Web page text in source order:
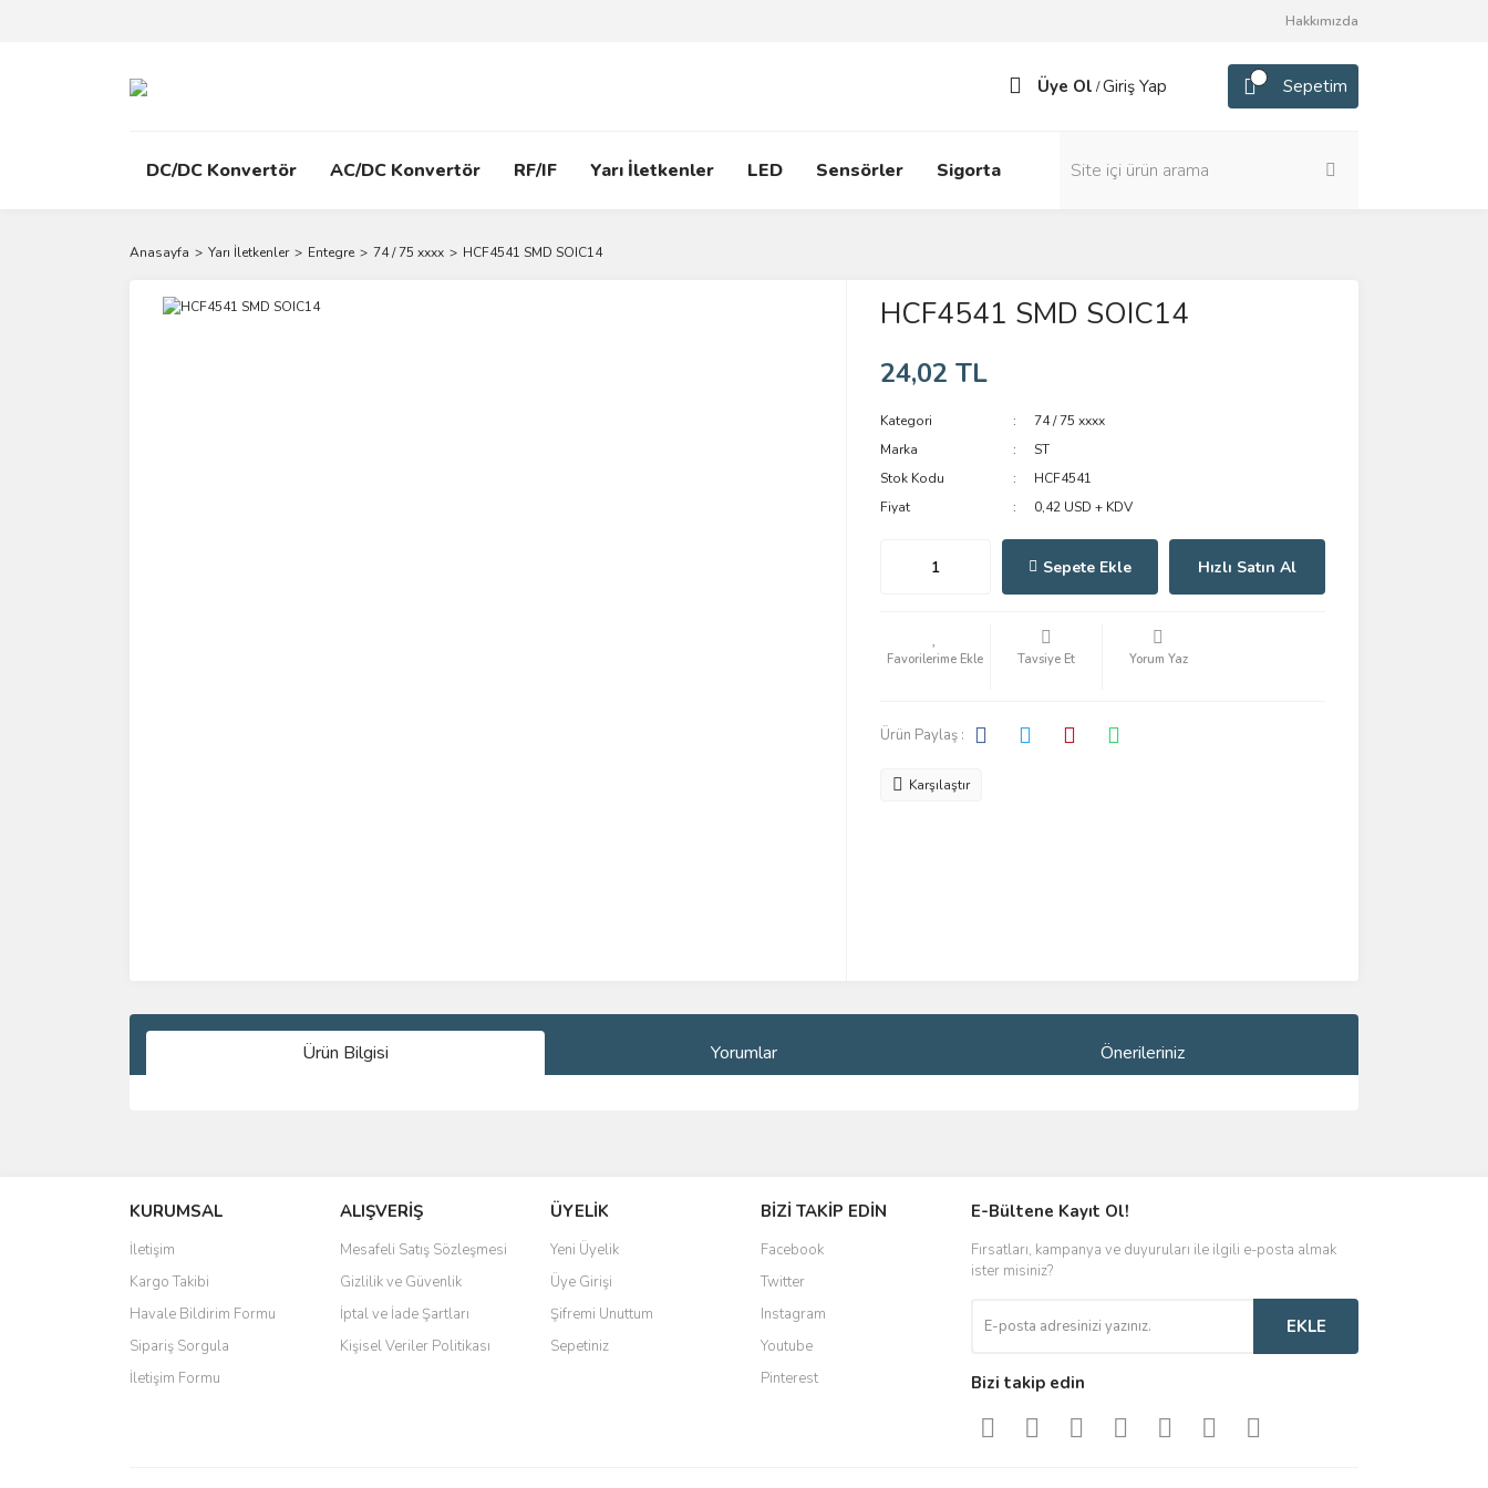
Hakkımızda
Üye Ol /Giriş Yap Sepetim
DC/DC Konvertör AC/DC Konvertör RF/IF Yarı İletkenler LED Sensörler Sigorta
Anasayfa Yarı İletkenler Entegre 74 / 75 xxxx HCF4541 SMD SOIC14
HCF4541 SMD SOIC14
24,02 TL
Kategori
74 / 75 xxxx
Marka
ST
Stok Kodu
HCF4541
Fiyat
0,42 USD + KDV
Sepete Ekle Hızlı Satın Al
Tavsiye Et Yorum Yaz
Ürün Paylaş :
Karşılaştır
Ürün Bilgisi Yorumlar Önerileriniz
Ürün resmi kalitesiz, bozuk veya görüntülenemiyor.
Ürün açıklamasında eksik bilgiler bulunuyor.
Ürün bilgilerinde hatalar bulunuyor.
Ürün fiyatı diğer sitelerden daha pahalı.
Bu ürüne benzer farklı alternatifler olmalı.
KURUMSAL
İletişim
Kargo Takibi
Havale Bildirim Formu
Sipariş Sorgula
İletişim Formu
ALIŞVERİŞ
Mesafeli Satış Sözleşmesi
Gizlilik ve Güvenlik
İptal ve İade Şartları
Kişisel Veriler Politikası
ÜYELİK
Yeni Üyelik
Üye Girişi
Şifremi Unuttum
Sepetiniz
BİZİ TAKİP EDİN
Facebook
Twitter
Instagram
Youtube
Pinterest
E-Bültene Kayıt Ol!
Fırsatları, kampanya ve duyuruları ile ilgili e-posta almak
ister misiniz?
EKLE
Bizi takip edin